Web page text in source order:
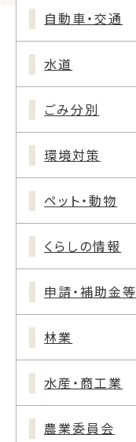
自動車・交通
水道
ごみ分別
環境対策
ペット・動物
くらしの情報
申請・補助金等
林業
水産・商工業
農業委員会